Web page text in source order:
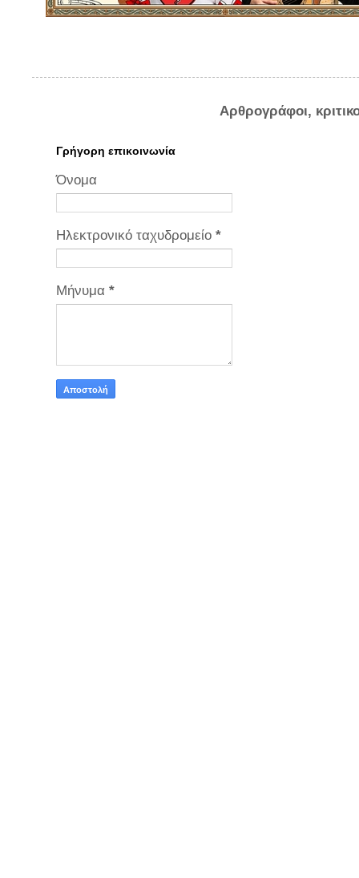
Αρθρογράφοι,
Γρήγορη επικοινωνία
Όνομα
Ηλεκτρονικό ταχυδρομείο *
Μήνυμα *